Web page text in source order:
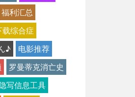
福利汇总
载综合症
♪
电影推荐
罗曼蒂克消亡史
写信息工具